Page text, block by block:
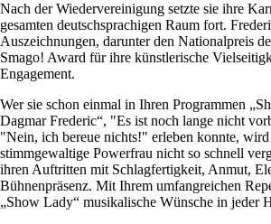
Nach der Wiedervereinigung setzte sie ihre
gesamten deutschsprachigen Raum fort.
Auszeichnungen, darunter den Nationalpreis
Smago! Award für ihre künstlerische
Engagement.
Wer sie schon einmal in Ihren Programmen
Dagmar Frederic“, "Es ist noch lange nicht
"Nein, ich bereue nichts!" erleben konnte,
stimmgewaltige Powerfrau nicht so schnell
ihren Auftritten mit Schlagfertigkeit, Anmut,
Bühnenpräsenz. Mit Ihrem umfangreichen
„Show Lady“ musikalische Wünsche in jeder